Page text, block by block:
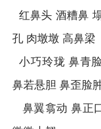
红鼻头 酒糟鼻
孔 肉墩墩 高鼻梁
小巧玲珑 鼻青
鼻若悬胆 鼻歪脸
鼻翼翕动 鼻正